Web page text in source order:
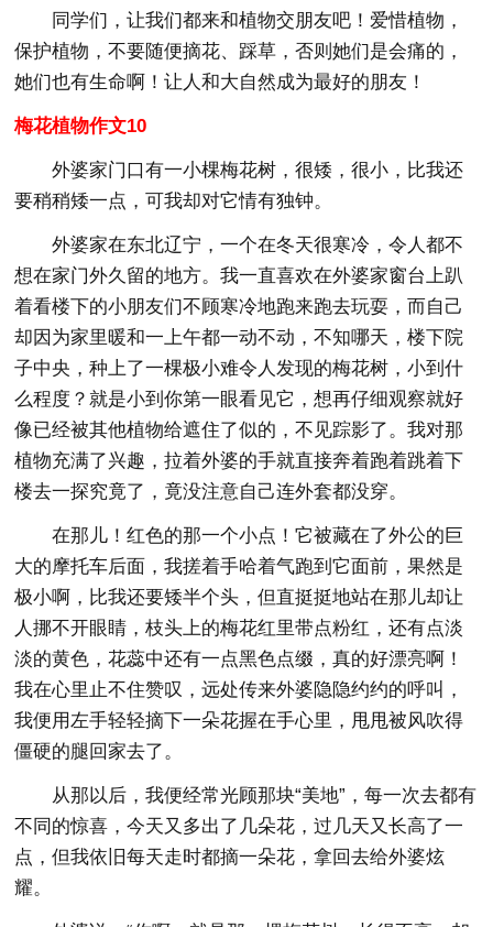
同学们，让我们都来和植物交朋友吧！爱惜植物，
保护植物，不要随便摘花、踩草，否则她们是会痛的，
她们也有生命啊！让人和大自然成为最好的朋友！
梅花植物作文10
外婆家门口有一小棵梅花树，很矮，很小，比我还
要稍稍矮一点，可我却对它情有独钟。
外婆家在东北辽宁，一个在冬天很寒冷，令人都不
想在家门外久留的地方。我一直喜欢在外婆家窗台上趴
着看楼下的小朋友们不顾寒冷地跑来跑去玩耍，而自己
却因为家里暖和一上午都一动不动，不知哪天，楼下院
子中央，种上了一棵极小难令人发现的梅花树，小到什
么程度？就是小到你第一眼看见它，想再仔细观察就好
像已经被其他植物给遮住了似的，不见踪影了。我对那
植物充满了兴趣，拉着外婆的手就直接奔着跑着跳着下
楼去一探究竟了，竟没注意自己连外套都没穿。
在那儿！红色的那一个小点！它被藏在了外公的巨
大的摩托车后面，我搓着手哈着气跑到它面前，果然是
极小啊，比我还要矮半个头，但直挺挺地站在那儿却让
人挪不开眼睛，枝头上的梅花红里带点粉红，还有点淡
淡的黄色，花蕊中还有一点黑色点缀，真的好漂亮啊！
我在心里止不住赞叹，远处传来外婆隐隐约约的呼叫，
我便用左手轻轻摘下一朵花握在手心里，甩甩被风吹得
僵硬的腿回家去了。
从那以后，我便经常光顾那块“美地”，每一次去都有
不同的惊喜，今天又多出了几朵花，过几天又长高了一
点，但我依旧每天走时都摘一朵花，拿回去给外婆炫
耀。